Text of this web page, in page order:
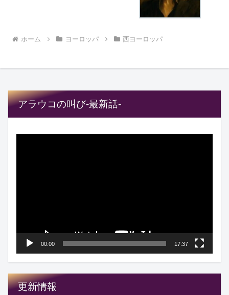
ホーム ヨーロッパ 西ヨーロッパ
アラウコの叫び-最新話-
00:00 17:37
更新情報